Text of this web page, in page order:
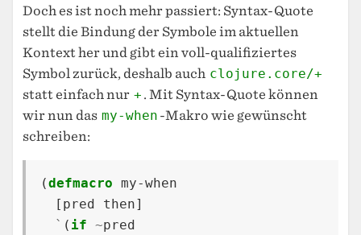
Doch es ist noch mehr passiert: Syntax-Quote
stellt die Bindung der Symbole im aktuellen
Kontext her und gibt ein voll-qualifiziertes
Symbol zurück, deshalb auch clojure.core/+
statt einfach nur + . Mit Syntax-Quote können
wir nun das my-when -Makro wie gewünscht
schreiben:
(defmacro my-when
[ pred then]
` ( if ~pred